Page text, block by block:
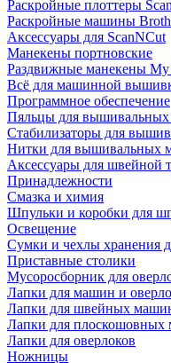
Раскройные плоттеры
Раскройные машины
Аксессуары для ScanNCut
Манекены портновские
Раздвижные манекены
Всё для машинной
Программное обеспечение
Пяльцы для
Стабилизаторы для
Нитки для вышивальных
Аксессуары для швейной
Принадлежности
Смазка и химия
Шпульки и коробки для
Освещение
Сумки и чехлы хранения
Приставные столики
Мусоросборник для
Лапки для машин и
Лапки для швейных
Лапки для плоскошовных
Лапки для оверлоков
Ножницы